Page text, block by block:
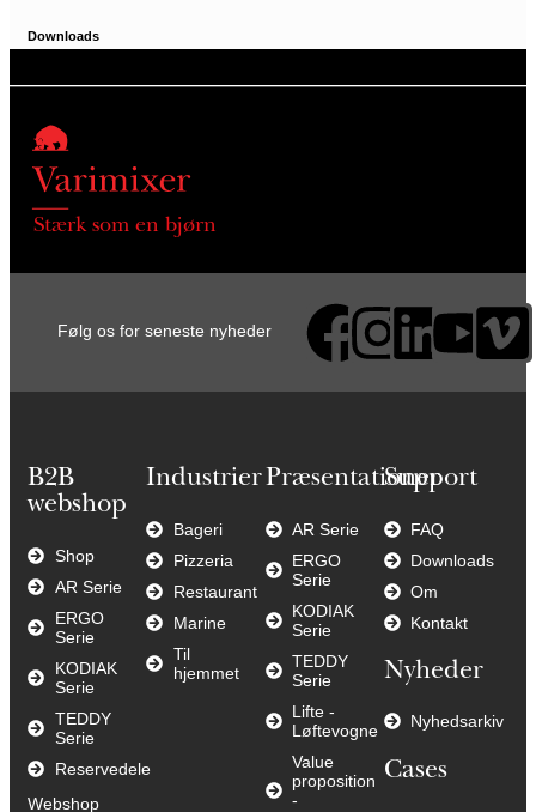
Downloads
Stærk som en bjørn
Følg os for seneste nyheder
B2B
webshop
Shop
AR Serie
ERGO
Serie
KODIAK
Serie
TEDDY
Serie
Reservedele
Webshop
Industrier
Bageri
Pizzeria
Restaurant
Marine
Til
hjemmet
Præsentationer
AR Serie
ERGO
Serie
KODIAK
Serie
TEDDY
Serie
Lifte -
Løftevogne
Value
proposition
-
Support
FAQ
Downloads
Om
Kontakt
Nyheder
Nyhedsarkiv
Cases